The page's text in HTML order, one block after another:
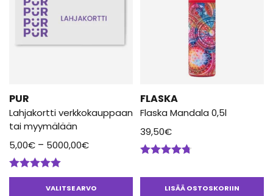
PUR
Lahjakortti verkkokauppaan
tai myymälään
5,00€ – 5000,00€Hintaluokka:
-
5000,00€
Arvostelu
tuotteesta:VALITSE ARVO
useampi
muunnelma.
Voit
sivulla.
FLASKA
Flaska Mandala 0,5l
39,50€
LISÄÄ OSTOSKORIIN